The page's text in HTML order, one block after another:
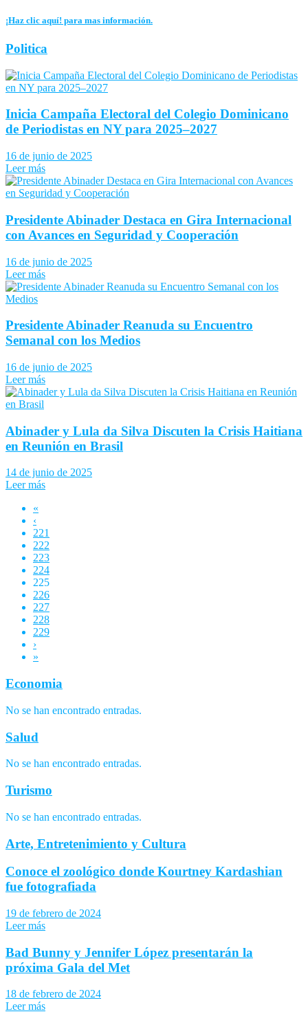
¡Haz clic aquí! para mas información.
Politica
Inicia Campaña Electoral del Colegio Dominicano
de Periodistas en NY para 2025–2027
16 de junio de 2025
Leer más
Presidente Abinader Destaca en Gira Internacional
con Avances en Seguridad y Cooperación
16 de junio de 2025
Leer más
Presidente Abinader Reanuda su Encuentro
Semanal con los Medios
16 de junio de 2025
Leer más
Abinader y Lula da Silva Discuten la Crisis Haitiana
en Reunión en Brasil
14 de junio de 2025
Leer más
«
‹
221
222
223
224
225
226
227
228
229
›
»
Economia
No se han encontrado entradas.
Salud
No se han encontrado entradas.
Turismo
No se han encontrado entradas.
Arte, Entretenimiento y Cultura
Conoce el zoológico donde Kourtney Kardashian
fue fotografiada
19 de febrero de 2024
Leer más
Bad Bunny y Jennifer López presentarán la
próxima Gala del Met
18 de febrero de 2024
Leer más